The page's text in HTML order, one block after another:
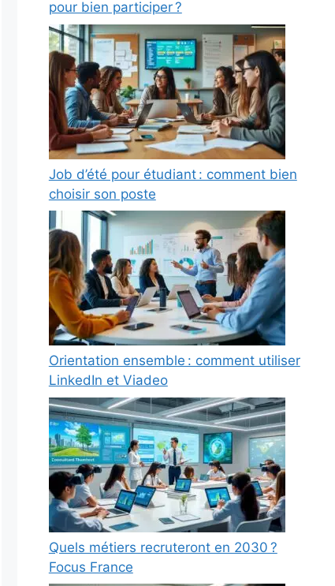
pour bien participer ?
Job d’été pour étudiant : comment bien
choisir son poste
Orientation ensemble : comment utiliser
LinkedIn et Viadeo
Quels métiers recruteront en 2030 ?
Focus France